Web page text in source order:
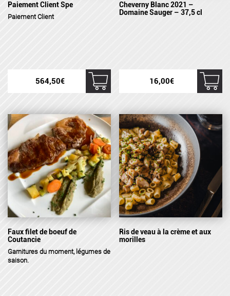
Paiement Client Spe
Paiement Client
564,50€
Cheverny Blanc 2021 –
Domaine Sauger – 37,5 cl
16,00€
Faux filet de boeuf de
Coutancie
Garnitures du moment, légumes de
saison.
Ris de veau à la crème et aux
morilles